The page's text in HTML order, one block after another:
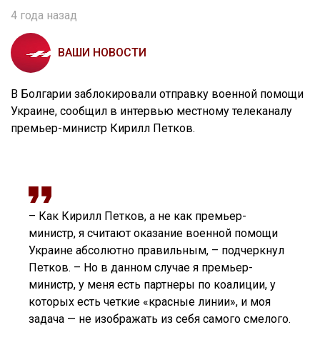
4 года назад
ВАШИ НОВОСТИ
В Болгарии заблокировали отправку военной помощи
Украине, сообщил в интервью местному телеканалу
премьер-министр Кирилл Петков.
– Как Кирилл Петков, а не как премьер-
министр, я считают оказание военной помощи
Украине абсолютно правильным, – подчеркнул
Петков. – Но в данном случае я премьер-
министр, у меня есть партнеры по коалиции, у
которых есть четкие «красные линии», и моя
задача — не изображать из себя самого смелого.